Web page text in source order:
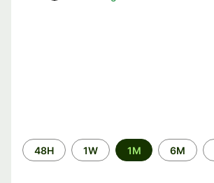
Time
period
48H 1W 1M 6M